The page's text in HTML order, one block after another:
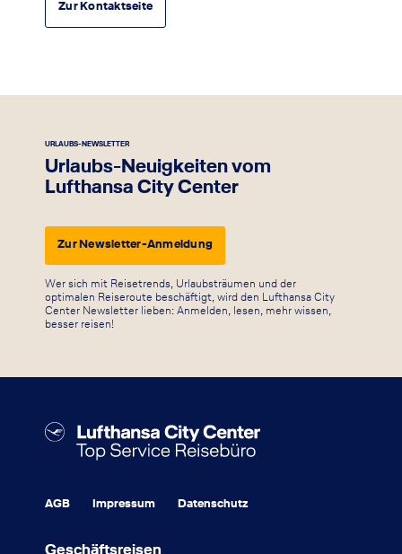
Zur Kontaktseite
URLAUBS-NEWSLETTER
Urlaubs-Neuigkeiten vom
Lufthansa City Center
Zur Newsletter-Anmeldung
Wer sich mit Reisetrends, Urlaubsträumen und der
optimalen Reiseroute beschäftigt, wird den Lufthansa City
Center Newsletter lieben: Anmelden, lesen, mehr wissen,
besser reisen!
AGB Impressum Datenschutz